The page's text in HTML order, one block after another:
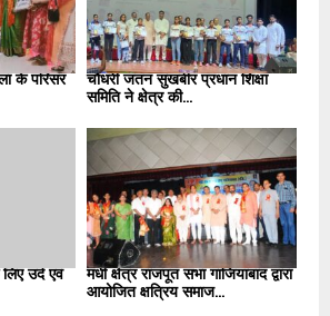
के परिसर
चौधरी जतन सुखबीर प्रधान शिक्षा
समिति ने क्षेत्र की...
उर्द एवं
मधी क्षेत्र राजपूत सभा गाजियाबाद द्वारा
आयोजित क्षत्रिय समाज...